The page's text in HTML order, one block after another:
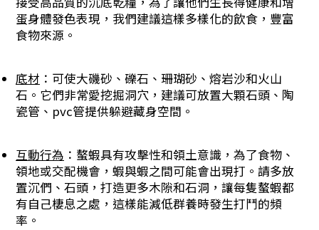
蛋身體發色表現，我們建議這樣多樣化的飲食，豐富
食物來源。
底材 ：可使大磯砂、礫石、珊瑚砂、熔岩沙和火山
石。它們非常愛挖掘洞穴，建議可放置大顆石頭、陶
瓷管、pvc管提供躲避藏身空間。
互動行為 ：螯蝦具有攻擊性和領土意識，為了食物、
領地或交配機會，蝦與蝦之間可能會出現打。請多放
置沉們、石頭，打造更多木隙和石洞，讓每隻螯蝦都
有自己棲息之處，這樣能減低群養時發生打鬥的頻
率。